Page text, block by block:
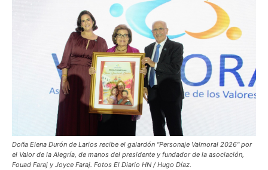
Doña Elena Durón de Larios recibe el galardón "Personaje Valmoral 2026" por
el Valor de la Alegría, de manos del presidente y fundador de la asociación,
Fouad Faraj y Joyce Faraj. Fotos El Diario HN / Hugo Díaz.